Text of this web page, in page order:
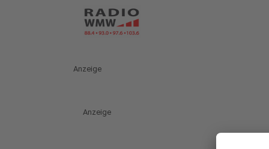
Anzeige
Anzeige